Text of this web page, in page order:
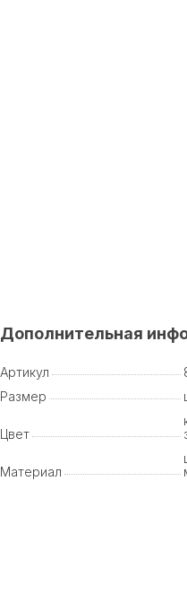
Дополнительная
Артикул
Размер
Цвет
Материал